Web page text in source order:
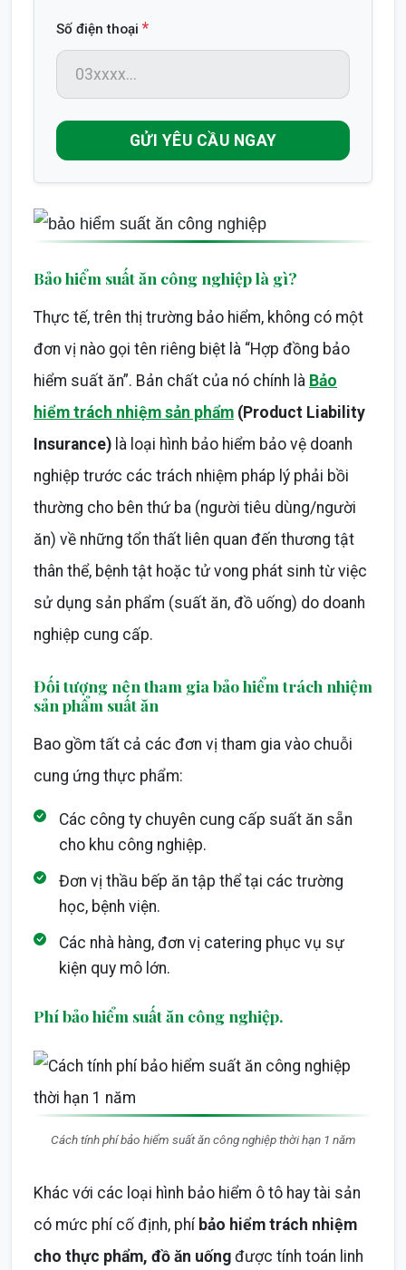
Số điện thoại *
GỬI YÊU CẦU NGAY
Bảo hiểm suất ăn công nghiệp là gì?
Thực tế, trên thị trường bảo hiểm, không có một
đơn vị nào gọi tên riêng biệt là “Hợp đồng bảo
hiểm suất ăn”. Bản chất của nó chính là Bảo
hiểm trách nhiệm sản phẩm (Product Liability
Insurance) là loại hình bảo hiểm bảo vệ doanh
nghiệp trước các trách nhiệm pháp lý phải bồi
thường cho bên thứ ba (người tiêu dùng/người
ăn) về những tổn thất liên quan đến thương tật
thân thể, bệnh tật hoặc tử vong phát sinh từ việc
sử dụng sản phẩm (suất ăn, đồ uống) do doanh
nghiệp cung cấp.
Đối tượng nên tham gia bảo hiểm trách nhiệm
sản phẩm suất ăn
Bao gồm tất cả các đơn vị tham gia vào chuỗi
cung ứng thực phẩm:
Các công ty chuyên cung cấp suất ăn sẵn
cho khu công nghiệp.
Đơn vị thầu bếp ăn tập thể tại các trường
học, bệnh viện.
Các nhà hàng, đơn vị catering phục vụ sự
kiện quy mô lớn.
Phí bảo hiểm suất ăn công nghiệp.
Cách tính phí bảo hiểm suất ăn công nghiệp thời hạn 1 năm
Khác với các loại hình bảo hiểm ô tô hay tài sản
có mức phí cố định, phí bảo hiểm trách nhiệm
cho thực phẩm, đồ ăn uống được tính toán linh